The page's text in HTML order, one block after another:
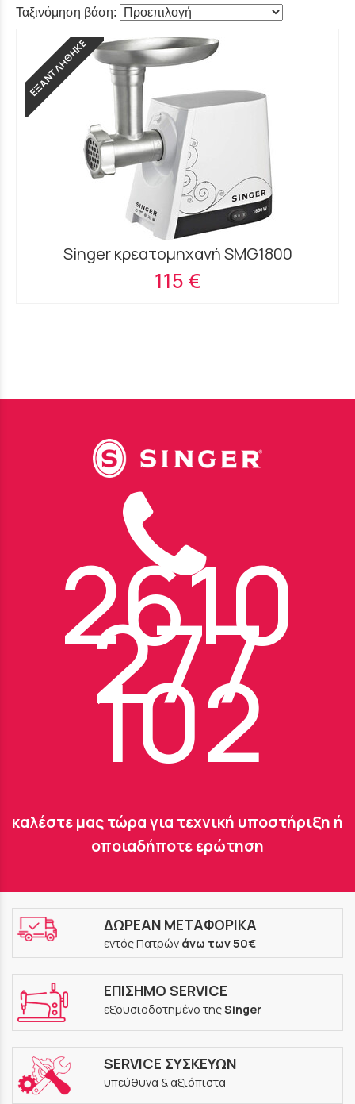
Ταξινόμηση βάση:
ΕΞΑΝΤΛΗΘΗΚΕ
Singer κρεατομηχανή SMG1800
115 €
2610
277
102
καλέστε μας τώρα για τεχνική υποστήριξη ή
οποιαδήποτε ερώτηση
ΔΩΡΕΑΝ ΜΕΤΑΦΟΡΙΚΑ
εντός Πατρών άνω των 50€
ΕΠΙΣΗΜΟ SERVICE
εξουσιοδοτημένο τηςSinger
SERVICE ΣΥΣΚΕΥΩΝ
υπεύθυνα & αξιόπιστα